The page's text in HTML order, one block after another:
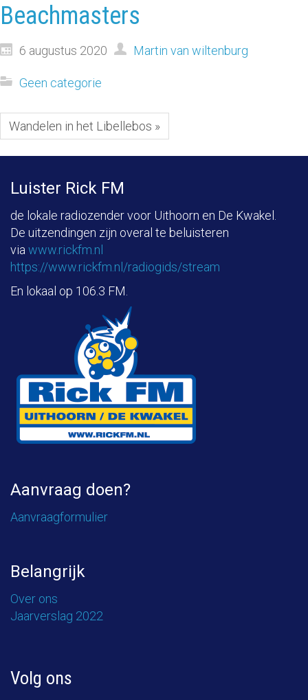
Beachmasters
6 augustus 2020 Martin van wiltenburg
Geen categorie
Wandelen in het Libellebos »
Luister Rick FM
de lokale radiozender voor Uithoorn en De Kwakel.
De uitzendingen zijn overal te beluisteren
via www.rickfm.nl
https://www.rickfm.nl/radiogids/stream
En lokaal op 106.3 FM.
Aanvraag doen?
Aanvraagformulier
Belangrijk
Over ons
Jaarverslag 2022
Volg ons